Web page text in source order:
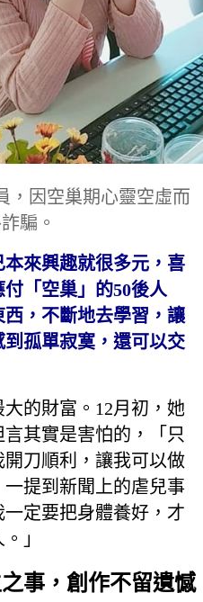
，因空巢期心靈空虛而
騙。
本來興趣就很多元，喜
「空巢」的50後人
，不斷地去學習，讓
到孤單寂寞，還可以交
的財富。12月初，她
其實是害怕的，「只
刀順利，讓我可以做
提到新聞上的虐兒事
定要把身體養好，才
」
事，創作不留遺憾